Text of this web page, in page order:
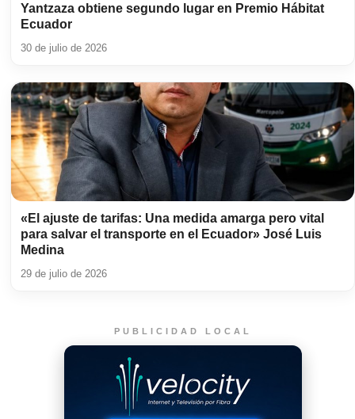
Yantzaza obtiene segundo lugar en Premio Hábitat
Ecuador
30 de julio de 2026
«El ajuste de tarifas: Una medida amarga pero vital
para salvar el transporte en el Ecuador» José Luis
Medina
29 de julio de 2026
PUBLICIDAD LOCAL